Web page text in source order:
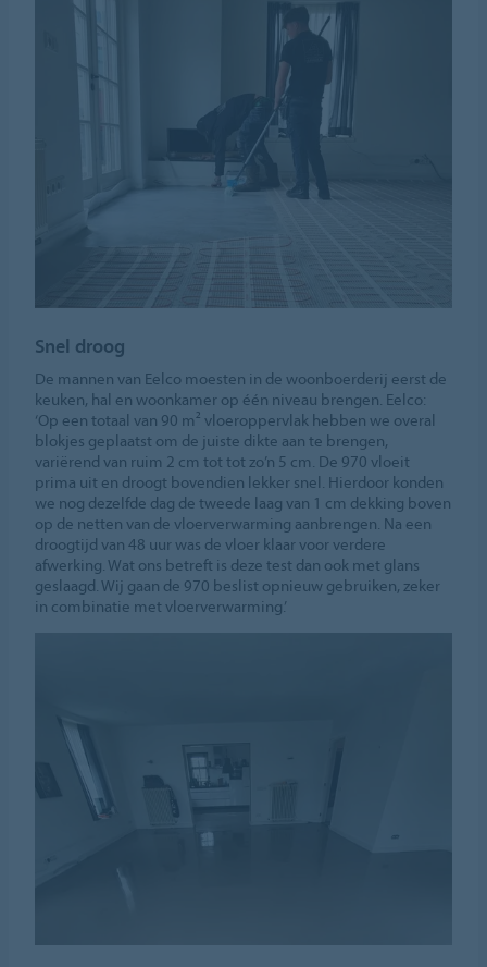
Snel droog
De mannen van Eelco moesten in de woonboerderij eerst de
keuken, hal en woonkamer op één niveau brengen. Eelco:
‘Op een totaal van 90 m² vloeroppervlak hebben we overal
blokjes geplaatst om de juiste dikte aan te brengen,
variërend van ruim 2 cm tot tot zo’n 5 cm. De 970 vloeit
prima uit en droogt bovendien lekker snel. Hierdoor konden
we nog dezelfde dag de tweede laag van 1 cm dekking boven
op de netten van de vloerverwarming aanbrengen. Na een
droogtijd van 48 uur was de vloer klaar voor verdere
afwerking. Wat ons betreft is deze test dan ook met glans
geslaagd. Wij gaan de 970 beslist opnieuw gebruiken, zeker
in combinatie met vloerverwarming.’